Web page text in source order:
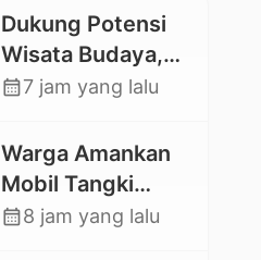
Dukung Potensi
Wisata Budaya,
Mahasiswa KKNT
Kelurahan
Nonongan Utara
Pasang Papan
calendar_month7 jam yang lalu
Warga Amankan
Mobil Tangki
Pelansir, Kasat
calendar_month8 jam yang lalu